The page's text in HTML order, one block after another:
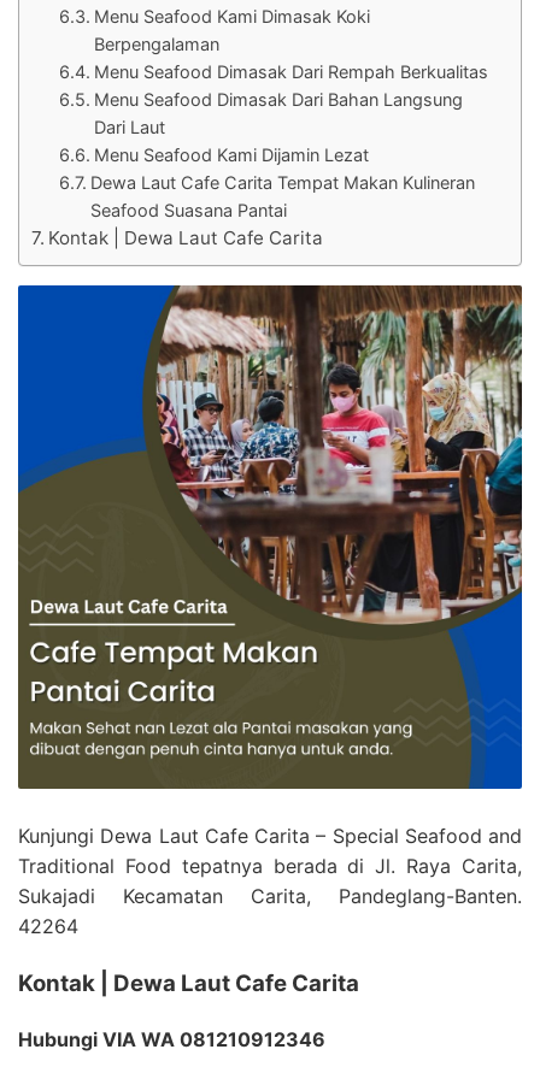
Menu Seafood Kami Dimasak Koki
Berpengalaman
Menu Seafood Dimasak Dari Rempah Berkualitas
Menu Seafood Dimasak Dari Bahan Langsung
Dari Laut
Menu Seafood Kami Dijamin Lezat
Dewa Laut Cafe Carita Tempat Makan Kulineran
Seafood Suasana Pantai
Kontak | Dewa Laut Cafe Carita
Kunjungi Dewa Laut Cafe Carita – Special Seafood and
Traditional Food tepatnya berada di Jl. Raya Carita,
Sukajadi Kecamatan Carita, Pandeglang-Banten.
42264
Kontak | Dewa Laut Cafe Carita
Hubungi VIA WA 081210912346